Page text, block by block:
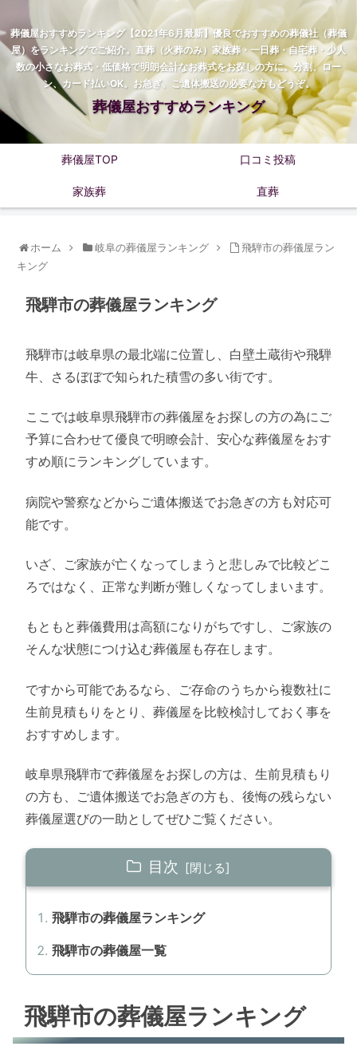
葬儀屋おすすめランキング【2021年6月最新】優良でおすすめの葬儀社（葬儀
屋）をランキングでご紹介。直葬（火葬のみ）家族葬・一日葬・自宅葬・少人
数の小さなお葬式・低価格で明朗会計なお葬式をお探しの方に。分割、ロー
ン、カード払いOK。お急ぎ、ご遺体搬送の必要な方もどうぞ。
葬儀屋おすすめランキング
葬儀屋TOP 口コミ投稿
家族葬 直葬
ホーム 岐阜の葬儀屋ランキング
飛騨市の葬儀屋ラン
キング
飛騨市の葬儀屋ランキング
飛騨市は岐阜県の最北端に位置し、白壁土蔵街や飛騨
牛、さるぼぼで知られた積雪の多い街です。
ここでは岐阜県飛騨市の葬儀屋をお探しの方の為にご
予算に合わせて優良で明瞭会計、安心な葬儀屋をおす
すめ順にランキングしています。
病院や警察などからご遺体搬送でお急ぎの方も対応可
能です。
いざ、ご家族が亡くなってしまうと悲しみで比較どこ
ろではなく、正常な判断が難しくなってしまいます。
もともと葬儀費用は高額になりがちですし、ご家族の
そんな状態につけ込む葬儀屋も存在します。
ですから可能であるなら、ご存命のうちから複数社に
生前見積もりをとり、葬儀屋を比較検討しておく事を
おすすめします。
岐阜県飛騨市で葬儀屋をお探しの方は、生前見積もり
の方も、ご遺体搬送でお急ぎの方も、後悔の残らない
葬儀屋選びの一助としてぜひご覧ください。
目次
飛騨市の葬儀屋ランキング
飛騨市の葬儀屋一覧
飛騨市の葬儀屋ランキング